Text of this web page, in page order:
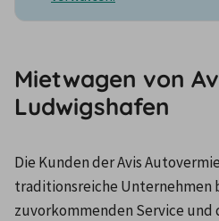
Mietwagen von
Ludwigshafen
Die Kunden der Avis
traditionsreiche Unternehmen
zuvorkommenden Service und